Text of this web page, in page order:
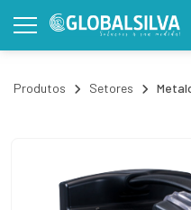
Produtos Setores